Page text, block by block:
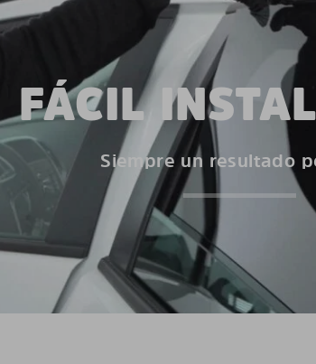
FÁCIL
Siempre un resultado